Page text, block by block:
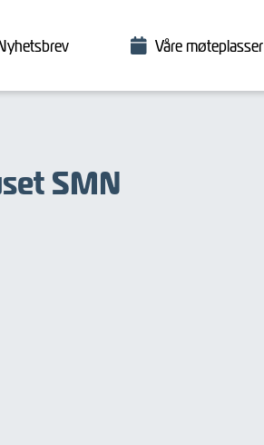
Våre møteplasser
SMN